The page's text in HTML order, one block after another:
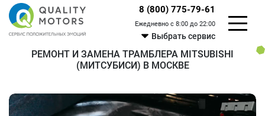
8 (800) 775-79-61
Ежедневно с 8:00 до 22:00
Выбрать сервис
РЕМОНТ И ЗАМЕНА ТРАМБЛЕРА MITSUBISHI
(МИТСУБИСИ) В МОСКВЕ